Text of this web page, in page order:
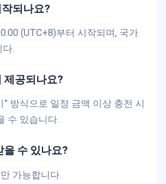
되나요?
(UTC+8)부터 시작되며, 국가
.
제공되나요?
방식으로 일정 금액 이상 충전 시
수 있습니다.
을 수 있나요?
가능합니다.